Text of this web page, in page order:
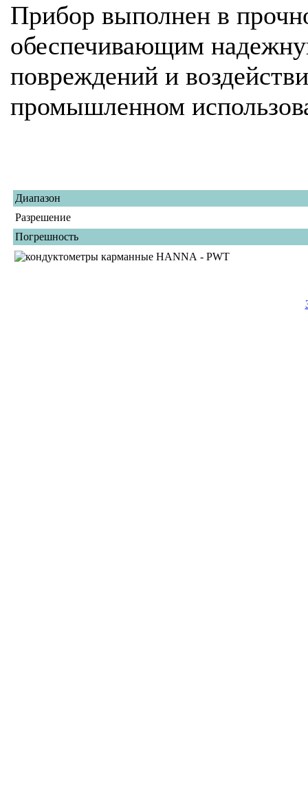
Прибор выполнен в
обеспечивающим
повреждений и
промышленном
Диапазон
Разрешение
Погрешность